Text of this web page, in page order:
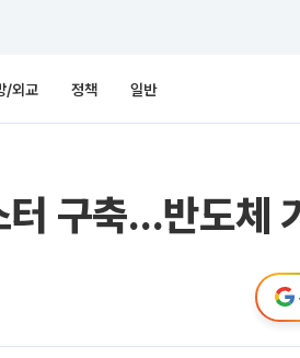
/외교 정책 일반
구축…반도체